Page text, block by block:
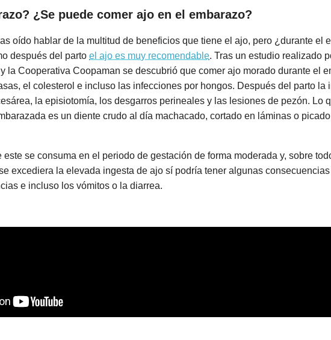
¿Se puede comer ajo en el embarazo?
oído hablar de la multitud de beneficios que tiene el ajo, pero ¿durante el
después del parto el ajo es muy recomendable. Tras un estudio realizado
la Cooperativa Coopaman se descubrió que comer ajo morado durante el
el colesterol e incluso las infecciones por hongos. Después del parto la
la episiotomía, los desgarros perineales y las lesiones de pezón. Lo
es un diente crudo al día machacado, cortado en láminas o
este se consuma en el periodo de gestación de forma moderada y, sobre
excediera la elevada ingesta de ajo sí podría tener algunas
e incluso los vómitos o la diarrea.